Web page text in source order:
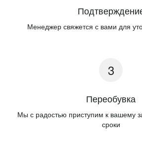
Менеджер свяжется с вами для
Переобувка
Мы с радостью приступим к вашему
сроки